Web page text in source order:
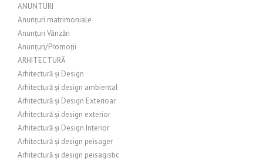
ANUNTURI
Anunțuri matrimoniale
Anunțuri Vânzări
Anunțuri/Promoții
ARHITECTURĂ
Arhitectură și Design
Arhitectură și design ambiental
Arhitectură și Design Exterioar
Arhitectură și design exterior
Arhitectură și Design Interior
Arhitectură și design peisager
Arhitectură și design peisagistic